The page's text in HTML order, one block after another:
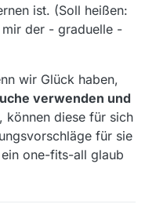
ist. (Soll heißen:
der - graduelle -
wir Glück haben,
verwenden und
, können diese für sich
für sie
one-fits-all glaub